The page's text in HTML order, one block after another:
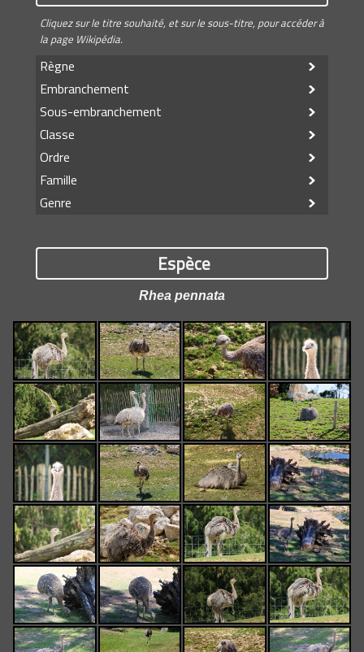
Cliquez sur le titre souhaité, et sur le sous-titre, pour accéder à
la page Wikipédia.
Règne
Embranchement
Sous-embranchement
Classe
Ordre
Famille
Genre
Espèce
Rhea pennata